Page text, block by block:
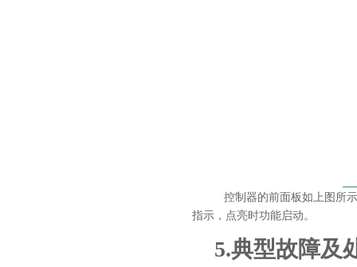
控制器的前面板如上图所
指示，点亮时功能启动。
5.典型故障及